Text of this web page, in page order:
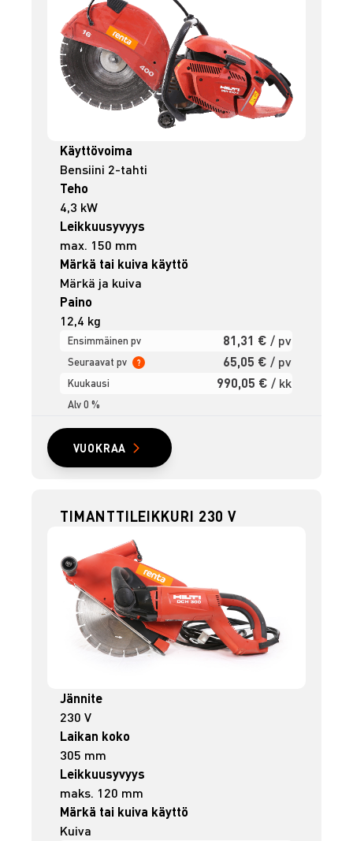
Käyttövoima
Bensiini 2-tahti
Teho
4,3 kW
Leikkuusyvyys
max. 150 mm
Märkä tai kuiva käyttö
Märkä ja kuiva
Paino
12,4 kg
Ensimmäinen pv 81,31 € / pv
Seuraavat pv ? 65,05 € / pv
Kuukausi 990,05 € / kk
Alv 0 %
VUOKRAA
TIMANTTILEIKKURI 230 V
Jännite
230 V
Laikan koko
305 mm
Leikkuusyvyys
maks. 120 mm
Märkä tai kuiva käyttö
Kuiva